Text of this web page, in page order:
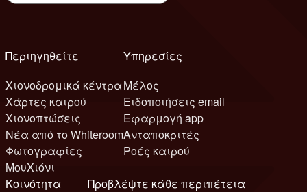
Περιηγηθείτε
Χιονοδρομικά κέντρα
Χάρτες καιρού
Χιονοπτώσεις
Νέα από το Whiteroom
Φωτογραφίες
ΜουΧιόνι
Υπηρεσίες
Μέλος
Ειδοποιήσεις email
Εφαρμογή app
Ανταποκριτές
Ροές καιρού
Κοινότητα
Προβλέψτε κάθε περιπέτεια